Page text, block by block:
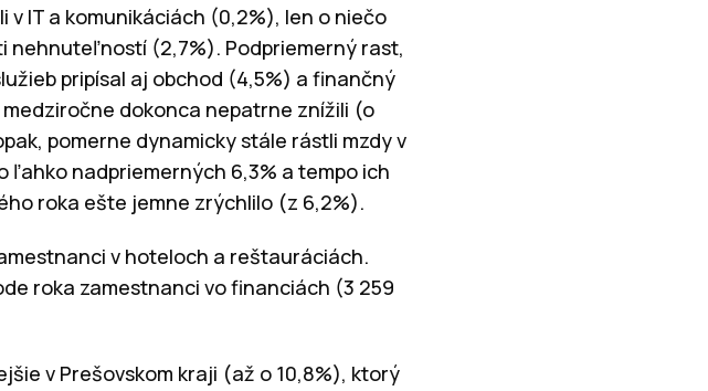
IT a komunikáciách (0,2%), len o niečo
nehnuteľností (2,7%). Podpriemerný rast,
pripísal aj obchod (4,5%) a finančný
dokonca nepatrne znížili (o
pomerne dynamicky stále rástli mzdy v
nadpriemerných 6,3% a tempo ich
roka ešte jemne zrýchlilo (z 6,2%).
v hoteloch a reštauráciách.
roka zamestnanci vo financiách (3 259
v Prešovskom kraji (až o 10,8%), ktorý